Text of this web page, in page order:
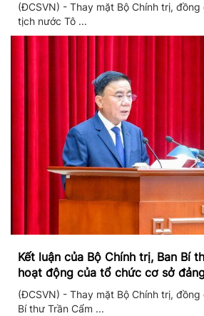
(ĐCSVN) - Thay mặt Bộ Chính trị, đồng
tịch nước Tô ...
Kết luận của Bộ Chính trị, Ban Bí
hoạt động của tổ chức cơ sở
II/2026
(ĐCSVN) - Thay mặt Bộ Chính trị,
Bí thư Trần Cẩm ...